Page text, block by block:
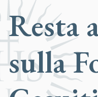
Resta
sulla